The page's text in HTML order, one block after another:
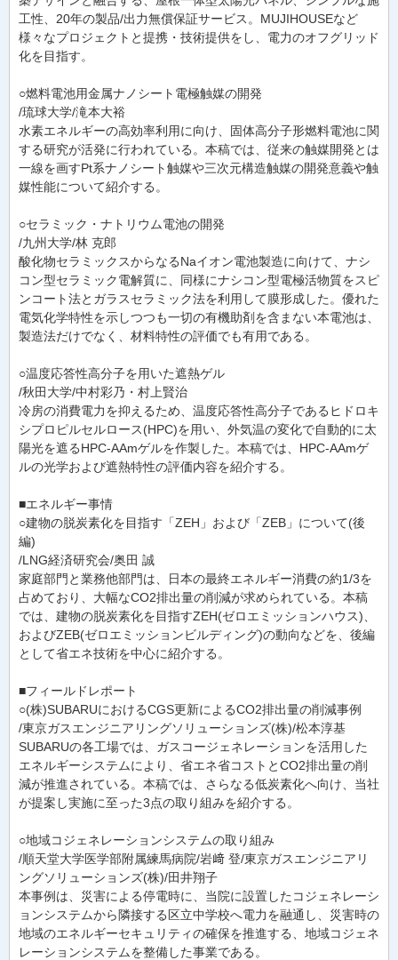
工性、20年の製品/出力無償保証サービス。MUJIHOUSEなど
様々なプロジェクトと提携・技術提供をし、電力のオフグリッド
化を目指す。
○燃料電池用金属ナノシート電極触媒の開発
/琉球大学/滝本大裕
水素エネルギーの高効率利用に向け、固体高分子形燃料電池に関
する研究が活発に行われている。本稿では、従来の触媒開発とは
一線を画すPt系ナノシート触媒や三次元構造触媒の開発意義や触
媒性能について紹介する。
○セラミック・ナトリウム電池の開発
/九州大学/林 克郎
酸化物セラミックスからなるNaイオン電池製造に向けて、ナシ
コン型セラミック電解質に、同様にナシコン型電極活物質をスピ
ンコート法とガラスセラミック法を利用して膜形成した。優れた
電気化学特性を示しつつも一切の有機助剤を含まない本電池は、
製造法だけでなく、材料特性の評価でも有用である。
○温度応答性高分子を用いた遮熱ゲル
/秋田大学/中村彩乃・村上賢治
冷房の消費電力を抑えるため、温度応答性高分子であるヒドロキ
シプロピルセルロース(HPC)を用い、外気温の変化で自動的に太
陽光を遮るHPC-AAmゲルを作製した。本稿では、HPC-AAmゲ
ルの光学および遮熱特性の評価内容を紹介する。
■エネルギー事情
○建物の脱炭素化を目指す「ZEH」および「ZEB」について(後
編)
/LNG経済研究会/奥田 誠
家庭部門と業務他部門は、日本の最終エネルギー消費の約1/3を
占めており、大幅なCO2排出量の削減が求められている。本稿
では、建物の脱炭素化を目指すZEH(ゼロエミッションハウス)、
およびZEB(ゼロエミッションビルディング)の動向などを、後編
として省エネ技術を中心に紹介する。
■フィールドレポート
○(株)SUBARUにおけるCGS更新によるCO2排出量の削減事例
/東京ガスエンジニアリングソリューションズ(株)/松本淳基
SUBARUの各工場では、ガスコージェネレーションを活用した
エネルギーシステムにより、省エネ省コストとCO2排出量の削
減が推進されている。本稿では、さらなる低炭素化へ向け、当社
が提案し実施に至った3点の取り組みを紹介する。
○地域コジェネレーションシステムの取り組み
/順天堂大学医学部附属練馬病院/岩﨑 登/東京ガスエンジニアリ
ングソリューションズ(株)/田井翔子
本事例は、災害による停電時に、当院に設置したコジェネレーシ
ョンシステムから隣接する区立中学校へ電力を融通し、災害時の
地域のエネルギーセキュリティの確保を推進する、地域コジェネ
レーションシステムを整備した事業である。